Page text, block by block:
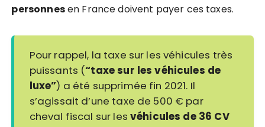
personnesen France doivent payer ces taxes.
Pour rappel, la taxe sur les véhicules très
puissants (“taxe sur les véhicules de
luxe”) a été supprimée fin 2021. Il
s’agissait d’une taxe de 500 € par
cheval fiscal sur les véhicules de 36 CV